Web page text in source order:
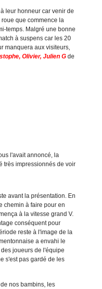
leur honneur car venir de
que commence la
temps. Malgré une bonne
à suspens car les 20
manquera aux visiteurs,
Olivier, Julien G de
l'avait annoncé, la
très impressionnés de voir
avant la présentation. En
chemin à faire pour en
à la vitesse grand V.
conséquent pour
reste à l'image de la
a envahi le
joueurs de l'équipe
s'est pas gardé de les
nos bambins, les